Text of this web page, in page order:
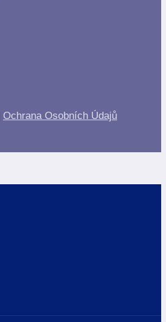
Ochrana Osobních Údajů